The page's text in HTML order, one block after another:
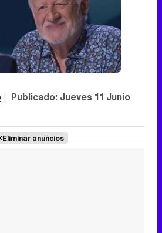
| Publicado: Jueves 11 Junio
Eliminar anuncios